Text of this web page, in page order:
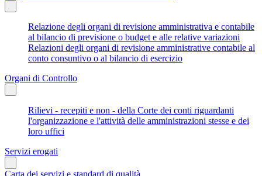
Relazione degli organi di revisione amministrativa e contabile
al bilancio di previsione o budget e alle relative variazioni
Relazioni degli organi di revisione amministrative contabile al
conto consuntivo o al bilancio di esercizio
Organi di Controllo
Rilievi - recepiti e non - della Corte dei conti riguardanti
l'organizzazione e l'attività delle amministrazioni stesse e dei
loro uffici
Servizi erogati
Carta dei servizi e standard di qualità